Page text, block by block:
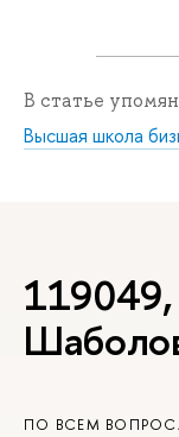
В статье
Высшая школа
ПО ВСЕМ